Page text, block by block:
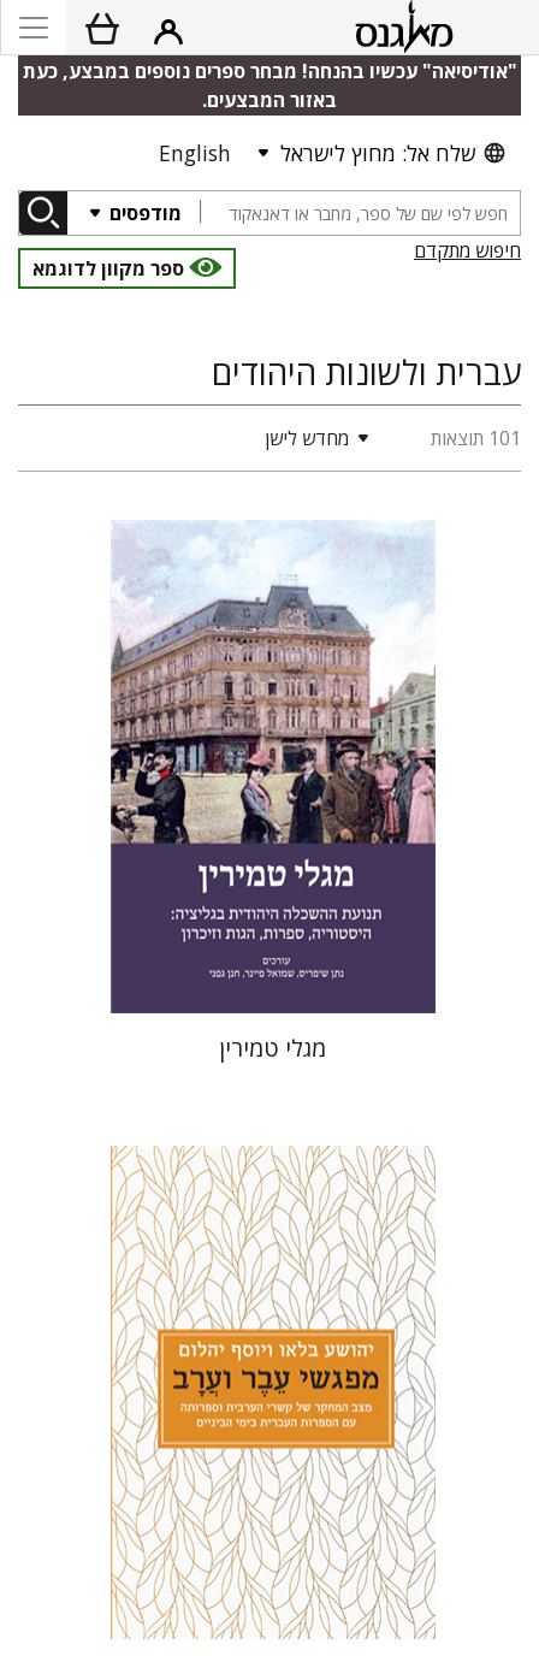
"אודיסיאה" עכשיו בהנחה! מבחר ספרים נוספים במבצע, כעת
באזור המבצעים.
שלח אל: מחוץ לישראל English
מודפסים
חיפוש מתקדם
ספר מקוון לדוגמא
עברית ולשונות היהודים
101 תוצאות מחדש לישן
חנן גפני שמואל פיינר
נתן
שיפריס
הנחת אתר ספר מודפס
$46
$41
מגלי טמירין
יהושע בלאו יוסף יהלום
הנחת אתר ספר מודפס
$30
$27